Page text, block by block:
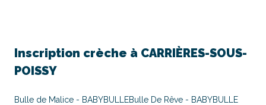
Inscription crèche à CARRIÈRES-SOUS-
POISSY
Bulle de Malice - BABYBULLEBulle De Rêve - BABYBULLE